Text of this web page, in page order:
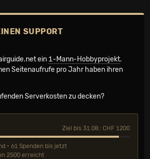
SUPPORT
ein 1-Mann-Hobbyprojekt.
Seiten­aufrufe pro Jahr haben ihren
Serverkosten zu decken?
Ziel bis 31.08.: CHF 1200
• 61 Spenden bis jetzt
2500 erreicht